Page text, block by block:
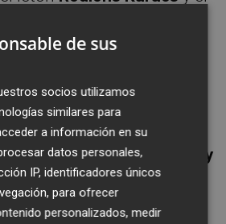
en estos momentos no
igual no jueguen"
madrileño."Creo que es
para darnos cuenta
entraña la competición y
son los que están"
de sus
socios utilizamos
similares para
a información en su
datos personales,
IP, identificadores únicos
para ofrecer
personalizados, medir